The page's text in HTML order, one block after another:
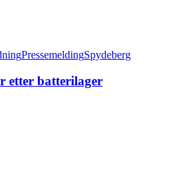
PressemeldingSpydeberg
etter batterilager